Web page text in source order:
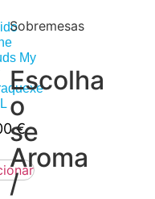
Sobremesas
Escolha
o
se
Aroma
/
My
€